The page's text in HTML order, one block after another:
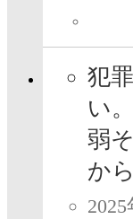
犯
い
弱
か